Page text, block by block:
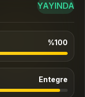
YAYINDA
%100
Entegre